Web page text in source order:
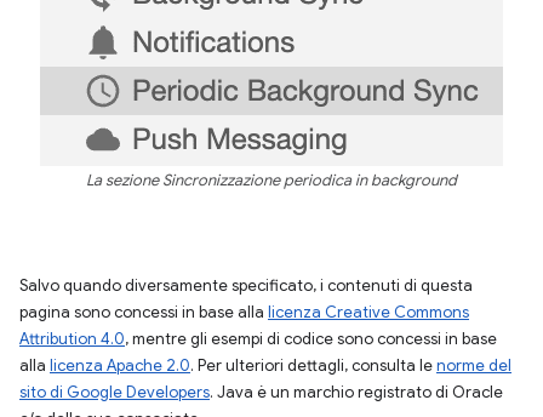
La sezione Sincronizzazione periodica in background
Salvo quando diversamente specificato, i contenuti di questa
pagina sono concessi in base alla licenza Creative Commons
Attribution 4.0, mentre gli esempi di codice sono concessi in base
alla licenza Apache 2.0. Per ulteriori dettagli, consulta lenorme del
sito di Google Developers. Java è un marchio registrato di Oracle